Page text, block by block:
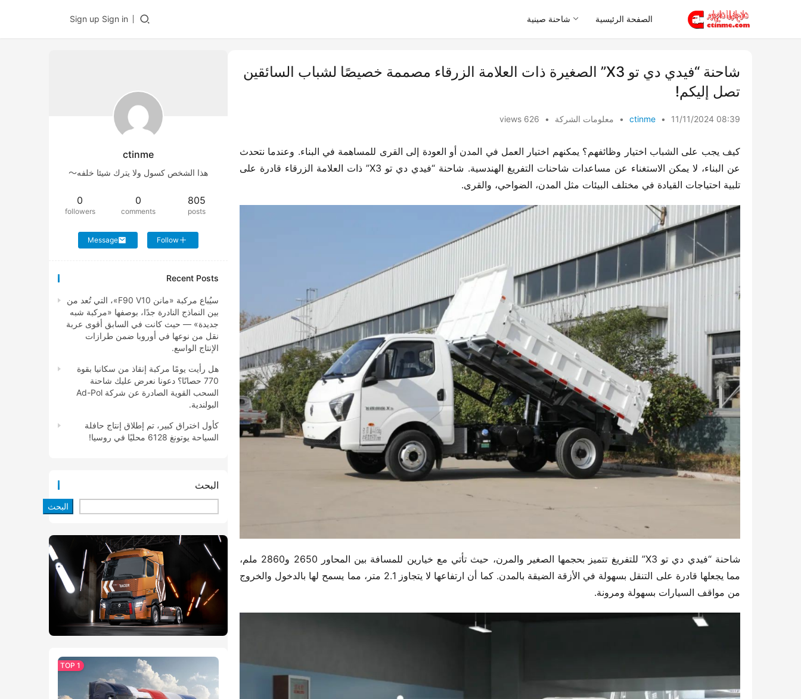
الصفحة الرئيسية شاحنة صينية Sign in
Sign up
شاحنة “فيدي دي تو X3” الصغيرة ذات العلامة الزرقاء مصممة خصيصًا لشباب السائقين
تصل إليكم!
ctinme • 11/11/2024 08:39
• معلومات الشركة •
626 views
تلبية احتياجات القيادة في مختلف البيئات مثل المدن، الضواحي، والقرى.
من مواقف السيارات بسهولة ومرونة.
ctinme
هذا الشخص كسول ولا يترك شيئا خلفه～
805
posts
0
comments
0
followers
Follow
Message
Recent Posts
سيُباع مركبة «مانن F90 V10»، التي تُعد من
بين النماذج النادرة جدًا، بوصفها «مركبة شبه
جديدة» — حيث كانت في السابق أقوى عربة
نقل من نوعها في أوروبا ضمن طرازات
الإنتاج الواسع.
هل رأيت يومًا مركبة إنقاذ من سكانيا بقوة
770 حصانًا؟ دعونا نعرض عليك شاحنة
السحب القوية الصادرة عن شركة Ad-Pol
البولندية.
كأول اختراق كبير، تم إطلاق إنتاج حافلة
السياحة يوتونغ 6128 محليًا في روسيا!
البحث
البحث